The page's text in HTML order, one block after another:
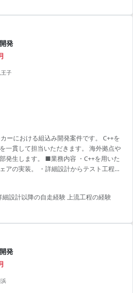
発
子
ーにおける組込み開発案件です。 C++を
一貫して担当いただきます。 海外拠点や
発生します。 ■業務内容 ・C++を用いた
アの実装。 ・詳細設計からテスト工程ま
課題管理の推進。 ■開発環境 C, C++
細設計以降の自走経験 上流工程の経験
発